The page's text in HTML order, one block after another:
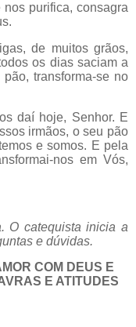
purifica, consagra
de muitos grãos,
os dias saciam a
transforma-se no
daí hoje, Senhor. E
irmãos, o seu pão
e somos. E pela
nos em Vós,
O catequista inicia a
e dúvidas.
COM DEUS E
E ATITUDES